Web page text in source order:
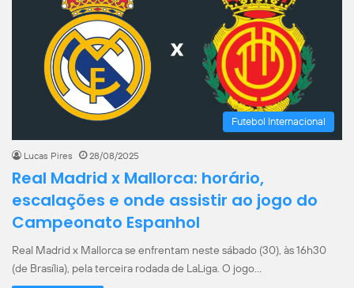
Futebol Internacional
Lucas Pires 28/08/2025
Real Madrid x Mallorca: horário,
escalações e onde assistir ao jogo do
Campeonato Espanhol
Real Madrid x Mallorca se enfrentam neste sábado (30), às 16h30
(de Brasília), pela terceira rodada de LaLiga. O jogo…